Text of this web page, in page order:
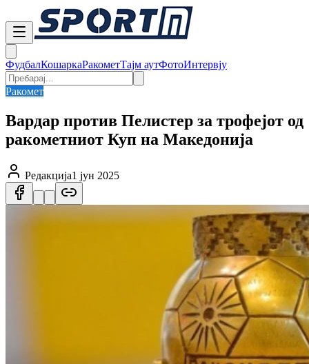
ФудбалКошаркаРакометТајм аутФотоИнтервју
Ракомет
Вардар против Пелистер за трофејот од
ракометниот Куп на Македонија
Редакција1 јун 2025